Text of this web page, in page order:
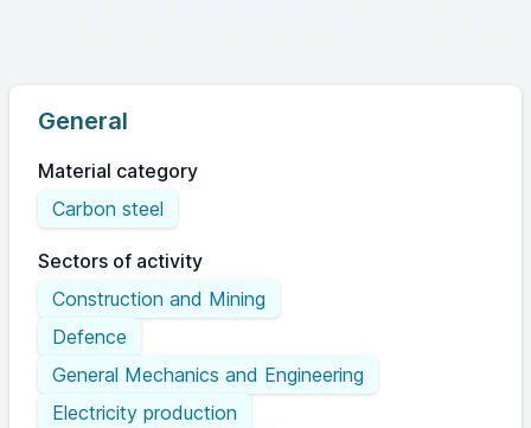
General
Material category
Carbon steel
Sectors of activity
Construction and Mining
Defence
General Mechanics and Engineering
Electricity production